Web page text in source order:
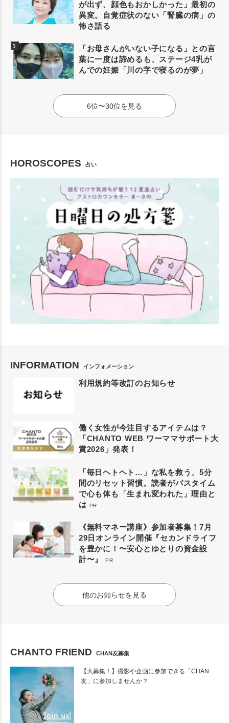
が出ず、顔色もおかしかった」最初の
異変。自覚症状のない「腎臓の病」の
怖さ語る
「お母さんがいない子になる」との言
葉に一度は諦めるも、ステージ4乳が
んでの妊娠「川の字で寝るのが夢」
6位〜30位を見る
HOROSCOPES 占い
INFORMATION インフォメーション
利用規約等改訂のお知らせ
働く女性が今注目するアイテムは？
「CHANTO WEB ワーママサポート大
賞2026」発表！
「毎日ヘトヘト…」な私を救う、5分
間のリセット習慣。読者がバスタイム
で心も体も「生まれ変われた」理由と
は PR
《無料マネー講座》参加者募集！7月
29日オンライン開催『セカンドライフ
を豊かに！〜安心とゆとりの資金設
計〜』
PR
他のお知らせを見る
CHANTO FRIEND CHAN友募集
【大募集！】撮影や企画に参加できる「CHAN
友」に参加しませんか？